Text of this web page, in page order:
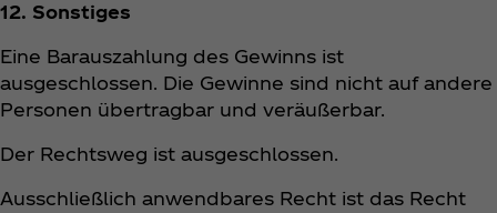
12. Sonstiges
Eine Barauszahlung des Gewinns ist
ausgeschlossen. Die Gewinne sind nicht auf andere
Personen übertragbar und veräußerbar.
Der Rechtsweg ist ausgeschlossen.
Ausschließlich anwendbares Recht ist das Recht